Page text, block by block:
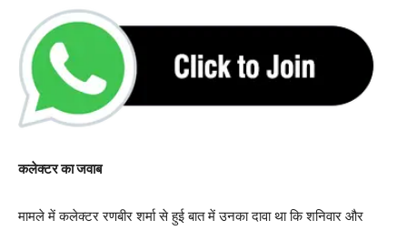
कलेक्टर का जवाब
मामले में कलेक्टर रणबीर शर्मा से हुई बात में उनका दावा था कि शनिवार और